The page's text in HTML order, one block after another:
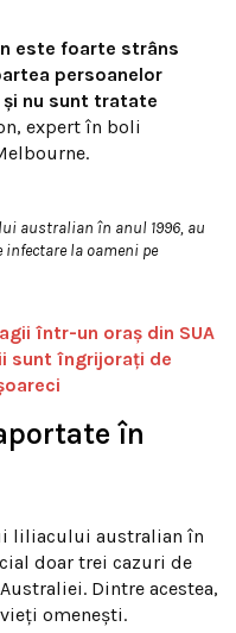
este foarte strâns
persoanelor
nu sunt tratate
expert în boli
australian în anul 1996, au
la oameni pe
într-un oraș din SUA
sunt îngrijorați de
în
liliacului australian în
doar trei cazuri de
Dintre acestea,
omenești.